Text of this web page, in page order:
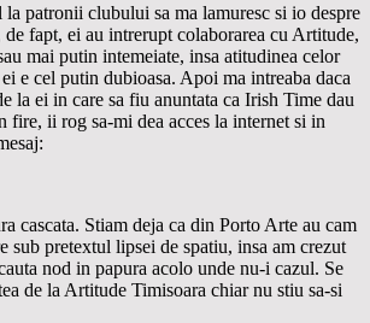
patronii clubului sa ma lamuresc si io despre
fapt, ei au intrerupt colaborarea cu Artitude,
mai putin intemeiate, insa atitudinea celor
e cel putin dubioasa. Apoi ma intreaba daca
la ei in care sa fiu anuntata ca Irish Time dau
fire, ii rog sa-mi dea acces la internet si in
cascata. Stiam deja ca din Porto Arte au cam
sub pretextul lipsei de spatiu, insa am crezut
nod in papura acolo unde nu-i cazul. Se
de la Artitude Timisoara chiar nu stiu sa-si